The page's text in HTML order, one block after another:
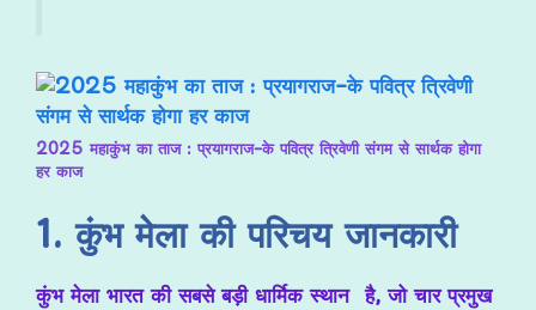
2025 महाकुंभ का ताज : प्रयागराज-के पवित्र त्रिवेणी संगम से सार्थक होगा
हर काज
1. कुंभ मेला की परिचय जानकारी
कुंभ मेला भारत की सबसे बड़ी धार्मिक स्थान है, जो चार प्रमुख